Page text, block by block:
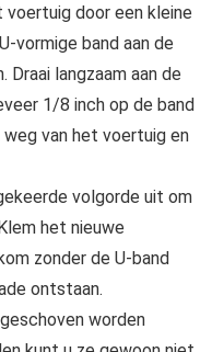
voertuig door een kleine
vormige band aan de
langzaam aan de
1/8 inch op de band
van het voertuig en
volgorde uit om
het nieuwe
zonder de U-band
ontstaan.
worden